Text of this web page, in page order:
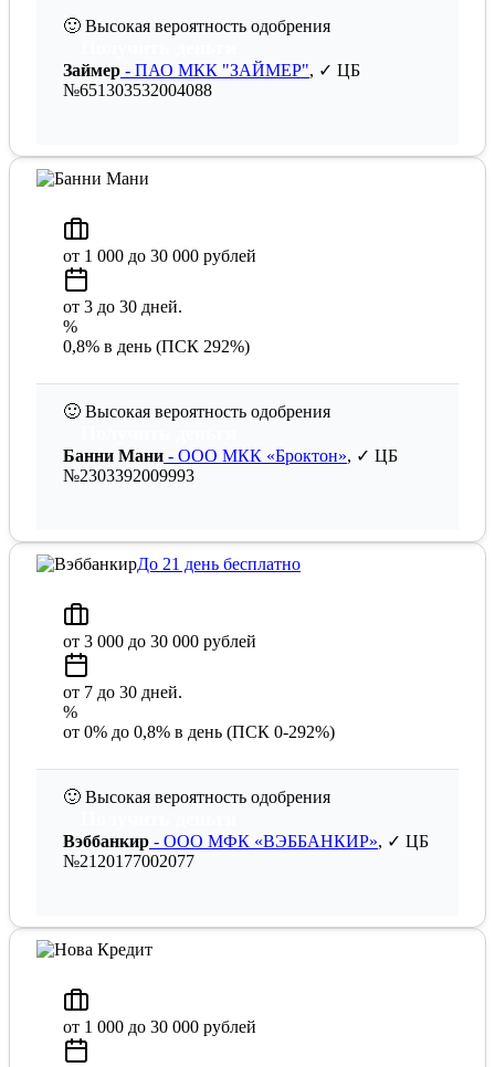
🙂 Высокая вероятность одобрения
Займер - ПАО МКК "ЗАЙМЕР", ✓ ЦБ
№651303532004088
от 1 000 до 30 000 рублей
от 3 до 30 дней.
%
0,8% в день (ПСК 292%)
🙂 Высокая вероятность одобрения
Банни Мани - ООО МКК «Броктон», ✓ ЦБ
№2303392009993
До 21 день бесплатно
от 3 000 до 30 000 рублей
от 7 до 30 дней.
%
от 0% до 0,8% в день (ПСК 0-292%)
🙂 Высокая вероятность одобрения
Вэббанкир - ООО МФК «ВЭББАНКИР», ✓ ЦБ
№2120177002077
от 1 000 до 30 000 рублей